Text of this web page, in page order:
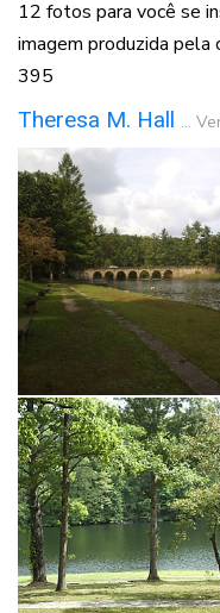
12 fotos para você se
imagem produzida pela
395
Theresa M. Hall ...